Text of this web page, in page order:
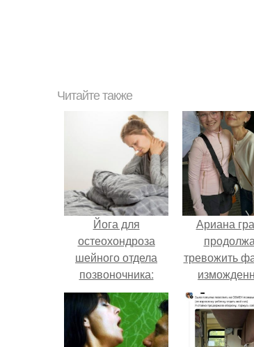
Читайте также
Йога для
остеохондроза
шейного отдела
позвоночника:
безопасность и
эффективность
Ариана
тревожить